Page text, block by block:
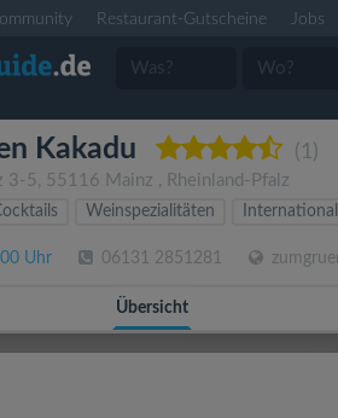
Restaurant-Gutscheine Jobs
Kakadu (1)
3-5, 55116 Mainz , Rheinland-Pfalz
Weinspezialitäten International
Uhr 06131 2851281
Übersicht